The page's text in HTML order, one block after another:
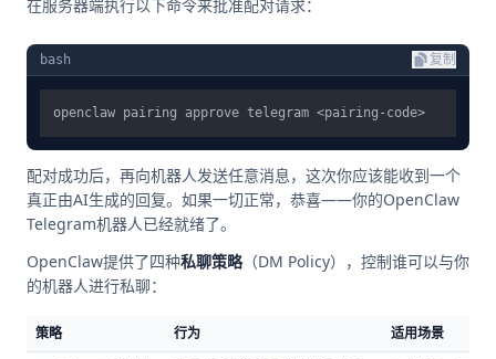
在服务器端执行以下命令来批准配对请求：
bash 复制
配对成功后，再向机器人发送任意消息，这次你应该能收到一个
真正由AI生成的回复。如果一切正常，恭喜——你的OpenClaw
Telegram机器人已经就绪了。
OpenClaw提供了四种私聊策略（DM Policy），控制谁可以与你
的机器人进行私聊：
策略 行为 适用场景